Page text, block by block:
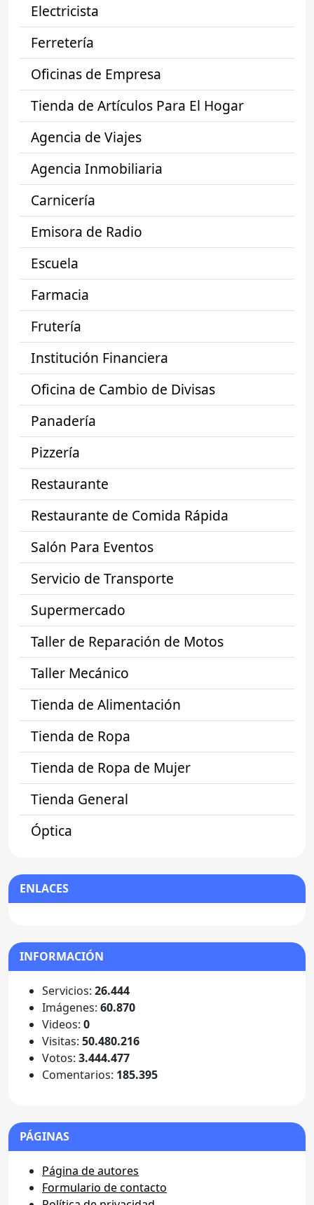
Electricista
Ferretería
Oficinas de Empresa
Tienda de Artículos Para El Hogar
Agencia de Viajes
Agencia Inmobiliaria
Carnicería
Emisora de Radio
Escuela
Farmacia
Frutería
Institución Financiera
Oficina de Cambio de Divisas
Panadería
Pizzería
Restaurante
Restaurante de Comida Rápida
Salón Para Eventos
Servicio de Transporte
Supermercado
Taller de Reparación de Motos
Taller Mecánico
Tienda de Alimentación
Tienda de Ropa
Tienda de Ropa de Mujer
Tienda General
Óptica
ENLACES
INFORMACIÓN
Servicios: 26.444
Imágenes: 60.870
Videos: 0
Visitas: 50.480.216
Votos: 3.444.477
Comentarios: 185.395
PÁGINAS
Página de autores
Formulario de contacto